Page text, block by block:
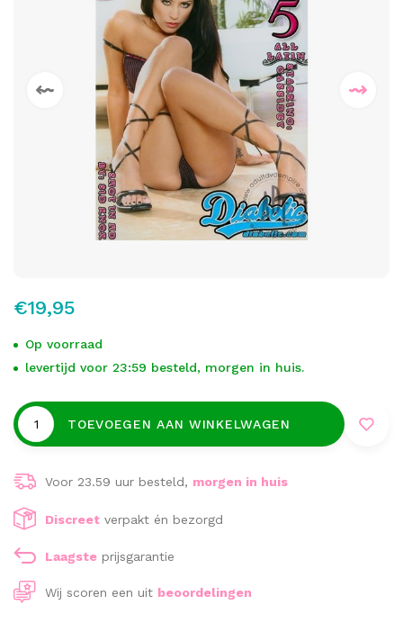
€19,95
Op voorraad
levertijd voor 23:59 besteld, morgen in huis.
TOEVOEGEN AAN WINKELWAGEN
Voor 23.59 uur besteld, morgen in huis
Discreet verpakt én bezorgd
Laagste prijsgarantie
Wij scoren een uit beoordelingen